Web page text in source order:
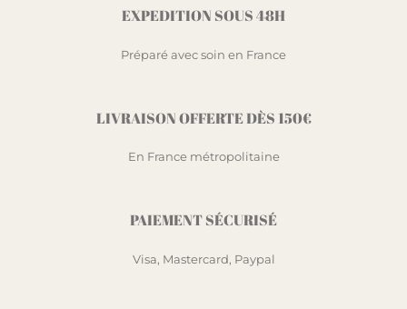
EXPEDITION SOUS 48H
Préparé avec soin en France
LIVRAISON OFFERTE DÈS 150€
En France métropolitaine
PAIEMENT SÉCURISÉ
Visa, Mastercard, Paypal